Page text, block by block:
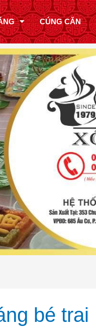
CÚNG CĂN
bé trai